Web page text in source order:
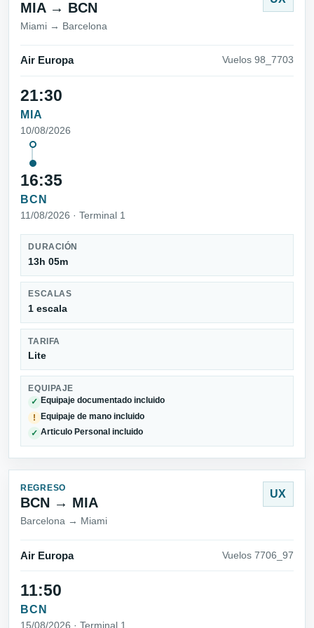
MIA → BCN
Miami → Barcelona
Air Europa Vuelos 98_7703
21:30
MIA
10/08/2026
16:35
BCN
11/08/2026 · Terminal 1
DURACIÓN
13h 05m
ESCALAS
1 escala
TARIFA
Lite
EQUIPAJE
✓ Equipaje documentado incluido
! Equipaje de mano incluido
✓ Articulo Personal incluido
REGRESO
BCN → MIA
Barcelona → Miami
UX
Air Europa Vuelos 7706_97
11:50
BCN
15/08/2026 · Terminal 1